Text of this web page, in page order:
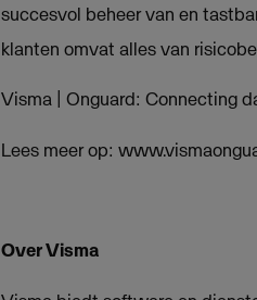
succesvol beheer van en
klanten omvat alles van
Visma | Onguard: Connecting
Lees meer op:
Over Visma